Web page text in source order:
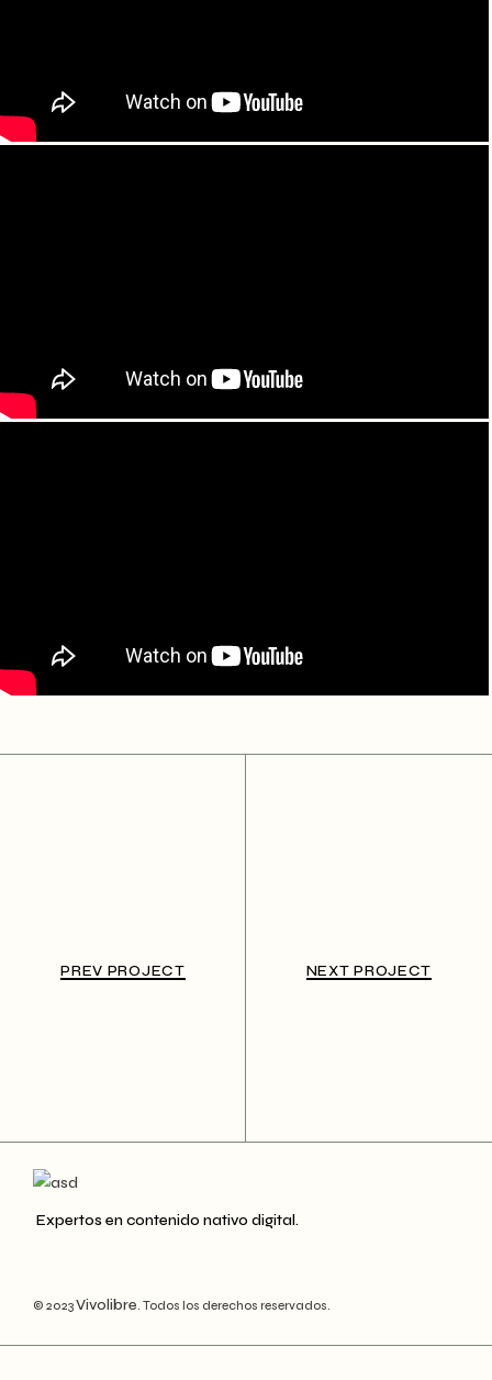
PREV PROJECT NEXT PROJECT
Expertos en contenido nativo digital.
© 2023Vivolibre . Todos los derechos reservados.